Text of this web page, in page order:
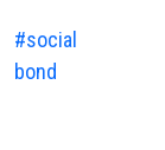
#social
bond